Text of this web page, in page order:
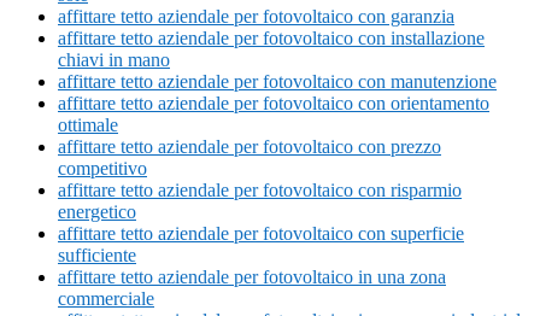
affittare tetto aziendale per fotovoltaico con garanzia
affittare tetto aziendale per fotovoltaico con installazione
chiavi in mano
affittare tetto aziendale per fotovoltaico con manutenzione
affittare tetto aziendale per fotovoltaico con orientamento
ottimale
affittare tetto aziendale per fotovoltaico con prezzo
competitivo
affittare tetto aziendale per fotovoltaico con risparmio
energetico
affittare tetto aziendale per fotovoltaico con superficie
sufficiente
affittare tetto aziendale per fotovoltaico in una zona
commerciale